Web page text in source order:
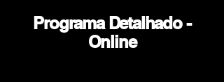
Programa Detalhado -
Online